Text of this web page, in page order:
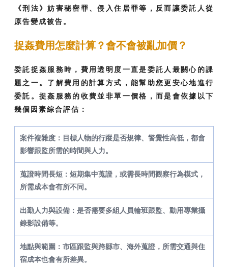
《刑法》妨害秘密罪、侵入住居罪等，反而讓委託人從
原告變成被告。
捉姦費用怎麼計算？會不會被亂加價？
委託捉姦服務時，費用透明度一直是委託人最關心的課
題之一。了解費用的計算方式，能幫助您更安心地進行
委託。捉姦服務的收費並非單一價格，而是會依據以下
幾個因素綜合評估：
案件複雜度：目標人物的行蹤是否規律、警覺性高低，都會
影響跟監所需的時間與人力。
蒐證時間長短：短期集中蒐證，或需長時間觀察行為模式，
所需成本會有所不同。
出勤人力與設備：是否需要多組人員輪班跟監、動用專業攝
錄影設備等。
地點與範圍：市區跟監與跨縣市、海外蒐證，所需交通與住
宿成本也會有所差異。